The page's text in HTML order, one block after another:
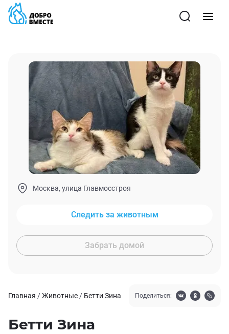
Москва, улица Главмосстроя
Следить за животным
Забрать домой
Главная /Животные / Бетти Зина Поделиться:
Бетти Зина